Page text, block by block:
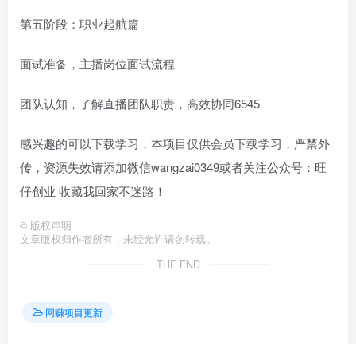
第五阶段：职业起航篇
面试准备，主播岗位面试流程
团队认知，了解直播团队职责，高效协同6545
感兴趣的可以下载学习，本项目仅供会员下载学习，严禁外
传，资源失效请添加微信wangzai0349或者关注公众号：旺
仔创业 收藏我回家不迷路！
© 版权声明
文章版权归作者所有，未经允许请勿转载。
THE END
网赚项目更新